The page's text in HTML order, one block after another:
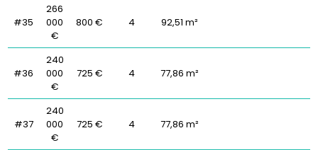
#35
266
000
€
800 € 4 92,51 m²
#36
240
000
€
725 € 4 77,86 m²
#37
240
000
€
725 € 4 77,86 m²